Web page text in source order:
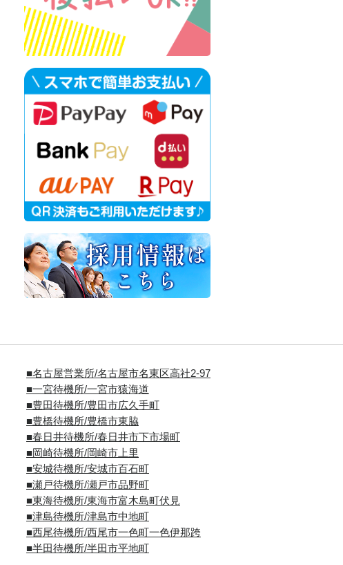
■名古屋営業所/名古屋市名東区高社2-97
■一宮待機所/一宮市猿海道
■豊田待機所/豊田市広久手町
■豊橋待機所/豊橋市東脇
■春日井待機所/春日井市下市場町
■岡崎待機所/岡崎市上里
■安城待機所/安城市百石町
■瀬戸待機所/瀬戸市品野町
■東海待機所/東海市富木島町伏見
■津島待機所/津島市中地町
■西尾待機所/西尾市一色町一色伊那跨
■半田待機所/半田市平地町